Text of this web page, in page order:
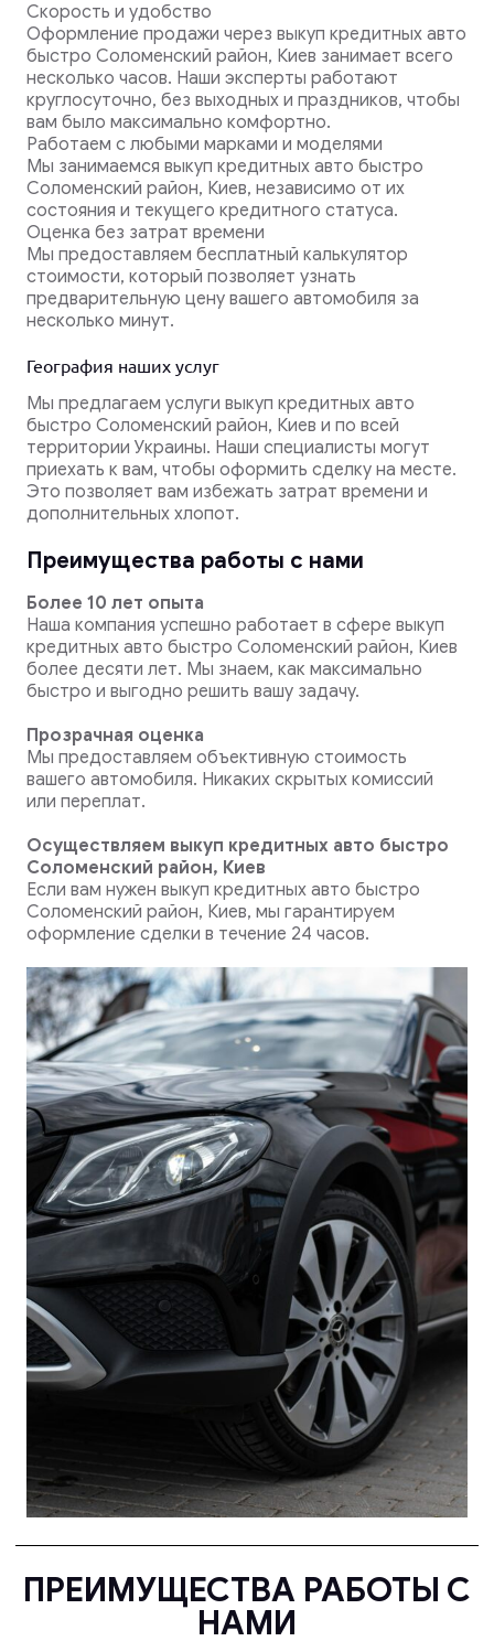
Скорость и удобство
Оформление продажи через выкуп кредитных авто
быстро Соломенский район, Киев занимает всего
несколько часов. Наши эксперты работают
круглосуточно, без выходных и праздников, чтобы
вам было максимально комфортно.
Работаем с любыми марками и моделями
Мы занимаемся выкуп кредитных авто быстро
Соломенский район, Киев, независимо от их
состояния и текущего кредитного статуса.
Оценка без затрат времени
Мы предоставляем бесплатный калькулятор
стоимости, который позволяет узнать
предварительную цену вашего автомобиля за
несколько минут.
География наших услуг
Мы предлагаем услуги выкуп кредитных авто
быстро Соломенский район, Киев и по всей
территории Украины. Наши специалисты могут
приехать к вам, чтобы оформить сделку на месте.
Это позволяет вам избежать затрат времени и
дополнительных хлопот.
Преимущества работы с нами
Более 10 лет опыта
Наша компания успешно работает в сфере выкуп
кредитных авто быстро Соломенский район, Киев
более десяти лет. Мы знаем, как максимально
быстро и выгодно решить вашу задачу.
Прозрачная оценка
Мы предоставляем объективную стоимость
вашего автомобиля. Никаких скрытых комиссий
или переплат.
Осуществляем выкуп кредитных авто быстро
Соломенский район, Киев
Если вам нужен выкуп кредитных авто быстро
Соломенский район, Киев, мы гарантируем
оформление сделки в течение 24 часов.
ПРЕИМУЩЕСТВА РАБОТЫ С
НАМИ